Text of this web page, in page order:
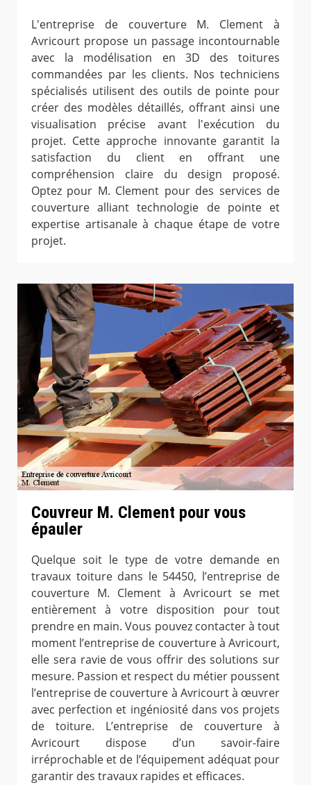
L'entreprise de couverture M. Clement à
Avricourt propose un passage incontournable
avec la modélisation en 3D des toitures
commandées par les clients. Nos techniciens
spécialisés utilisent des outils de pointe pour
créer des modèles détaillés, offrant ainsi une
visualisation précise avant l'exécution du
projet. Cette approche innovante garantit la
satisfaction du client en offrant une
compréhension claire du design proposé.
Optez pour M. Clement pour des services de
couverture alliant technologie de pointe et
expertise artisanale à chaque étape de votre
projet.
Couvreur M. Clement pour vous
épauler
Quelque soit le type de votre demande en
travaux toiture dans le 54450, l’entreprise de
couverture M. Clement à Avricourt se met
entièrement à votre disposition pour tout
prendre en main. Vous pouvez contacter à tout
moment l’entreprise de couverture à Avricourt,
elle sera ravie de vous offrir des solutions sur
mesure. Passion et respect du métier poussent
l’entreprise de couverture à Avricourt à œuvrer
avec perfection et ingéniosité dans vos projets
de toiture. L’entreprise de couverture à
Avricourt dispose d’un savoir-faire
irréprochable et de l’équipement adéquat pour
garantir des travaux rapides et efficaces.